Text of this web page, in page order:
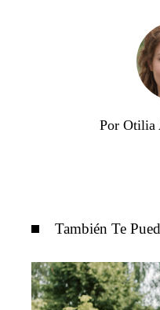
Por Otilia
También Te